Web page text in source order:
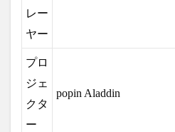
レー
ヤー
プロ
ジェ
クタ
ー
popin Aladdin